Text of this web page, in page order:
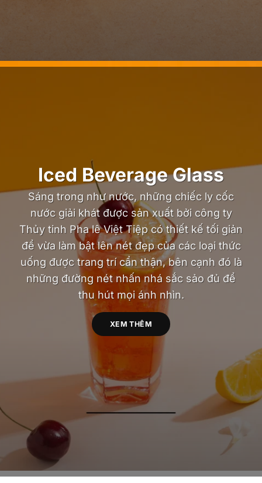
Iced Beverage Glass
Sáng trong như nước, những chiếc ly cốc
nước giải khát được sản xuất bởi công ty
Thủy tinh Pha lê Việt Tiệp có thiết kế tối giản
để vừa làm bật lên nét đẹp của các loại thức
uống được trang trí cẩn thận, bên cạnh đó là
những đường nét nhấn nhá sắc sảo đủ để
thu hút mọi ánh nhìn.
XEM THÊM